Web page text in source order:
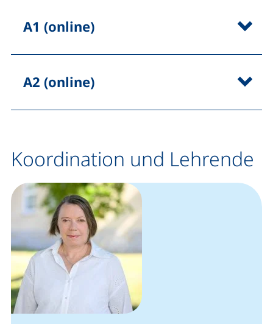
A1 (online)
A2 (online)
Koordination und Lehrende